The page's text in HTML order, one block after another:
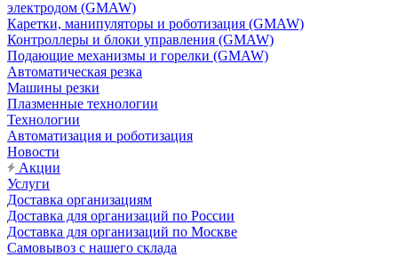
электродом (GMAW)
Каретки, манипуляторы и роботизация (GMAW)
Контроллеры и блоки управления (GMAW)
Подающие механизмы и горелки (GMAW)
Автоматическая резка
Машины резки
Плазменные технологии
Технологии
Автоматизация и роботизация
Новости
Акции
Услуги
Доставка организациям
Доставка для организаций по России
Доставка для организаций по Москве
Самовывоз с нашего склада